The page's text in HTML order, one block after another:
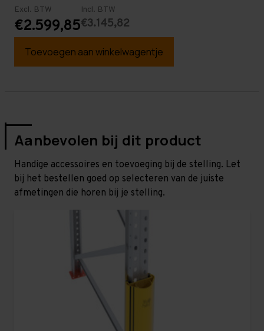
Excl. BTW
€2.599,85
Incl. BTW
€3.145,82
Toevoegen aan winkelwagentje
Aanbevolen bij dit product
Handige accessoires en toevoeging bij de stelling. Let
bij het bestellen goed op selecteren van de juiste
afmetingen die horen bij je stelling.